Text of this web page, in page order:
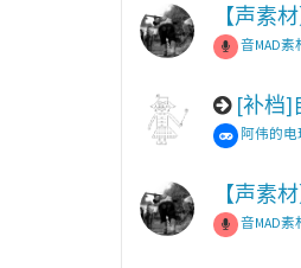
【声素
音MAD素
[补档]
阿伟的电
【声素
音MAD素